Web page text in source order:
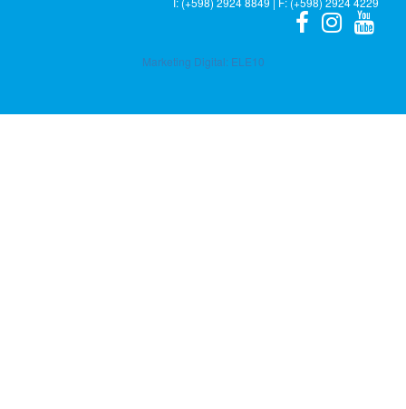
Marketing Digital: ELE10